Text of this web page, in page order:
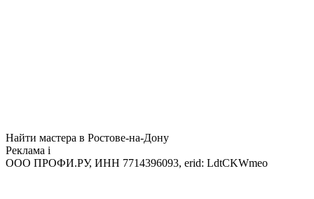
Найти мастера в Ростове-на-Дону
Реклама i
ООО ПРОФИ.РУ, ИНН 7714396093, erid: LdtCKWmeo